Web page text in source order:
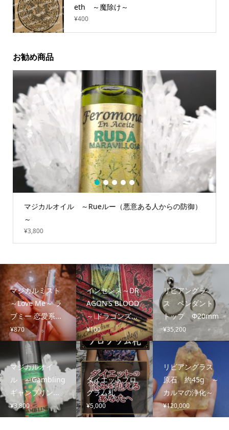
eth ～魔除け～
¥400
お勧め商品
マジカルオイル ～Rueルー（悪意ある人からの防御）
～
¥3,800
1 2 3 4 5
マジカルミスト
～Love Me～ ラ
ブミー 恋愛系...
¥870
インセンス～DR
AGON’S BLOOD
～ ドラゴンズ...
¥100
リビアングラ
ス ペンダント
トップ Φ20mm
¥35,200
マジカルオイ
ル ～Gambling
ギャンブリン...
¥3,800
ダイエットプロ
グラム札
¥5,000
リビアングラス
原石 約45g ～
カルマの浄化～
¥120,000